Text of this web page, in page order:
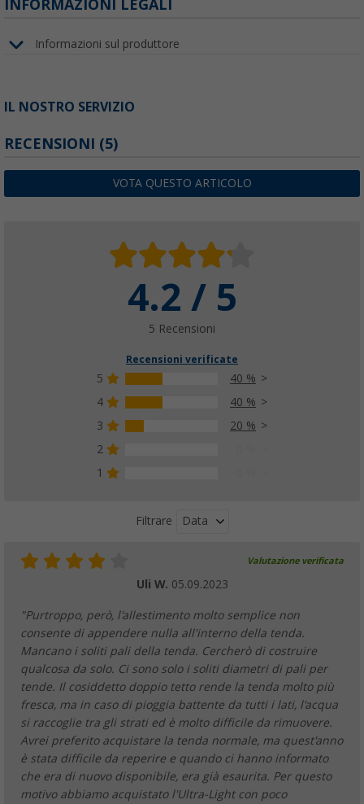
INFORMAZIONI LEGALI
Informazioni sul produttore
IL NOSTRO SERVIZIO
RECENSIONI (5)
VOTA QUESTO ARTICOLO
4.2 / 5
5 Recensioni
Recensioni verificate
5
40 %
4
40 %
3
20 %
2
1
Filtrare Data
Valutazione verificata
Uli W. 05.09.2023
"Purtroppo, però, l'allestimento molto semplice non
consente di appendere nulla all'interno della tenda.
Mancano i soliti pali della tenda. Cercherò di costruire
qualcosa da solo. Ci sono solo i soliti diametri di pali per
tende. Il cosiddetto doppio tetto rende la tenda molto più
fresca, ma in caso di pioggia battente da tutti i lati, l'acqua
si raccoglie tra gli strati ed è molto difficile da rimuovere.
Avrei preferito acquistare la tenda normale, ma quest'anno
è stata difficile da reperire e quando ci hanno informato
che era di nuovo disponibile, era già esaurita. Per questo
motivo abbiamo acquistato l'Ultra-Light con poco